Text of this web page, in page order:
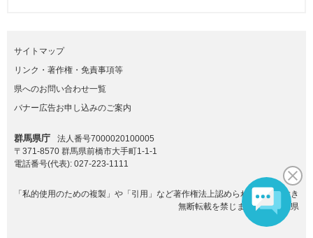
サイトマップ
リンク・著作権・免責事項等
県へのお問い合わせ一覧
バナー広告お申し込みのご案内
群馬県庁
法人番号7000020100005
〒371-8570 群馬県前橋市大手町1-1-1
電話番号(代表): 027-223-1111
「私的使用のための複製」や「引用」など著作権法上認められた場合を除き
無断転載を禁じます。(C)群馬県